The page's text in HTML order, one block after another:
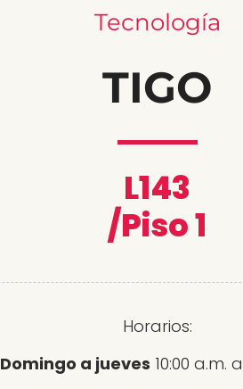
Tecnología
TIGO
L143
/Piso 1
Horarios:
Domingo a jueves 10:00 a.m.